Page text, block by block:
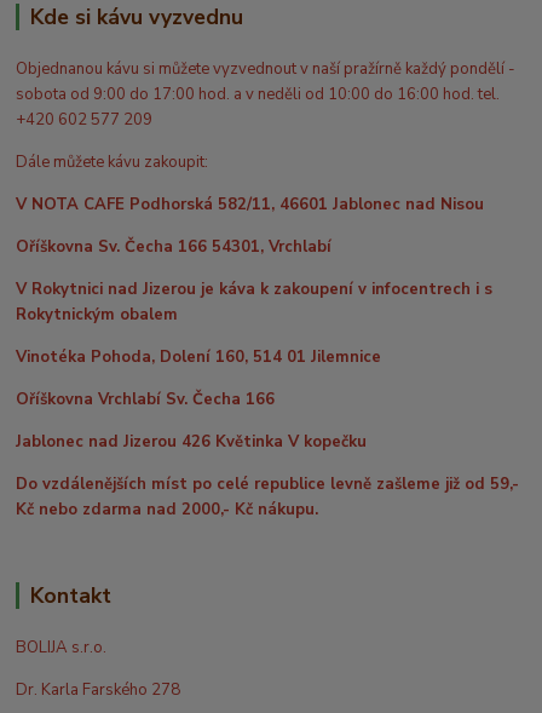
Kde si kávu vyzvednu
Objednanou kávu si můžete vyzvednout v naší pražírně každý pondělí -
sobota od 9:00 do 17:00 hod. a v neděli od 10:00 do 16:00 hod. tel.
+420 602 577 209
Dále můžete kávu zakoupit:
V NOTA CAFE Podhorská 582/11, 46601 Jablonec nad Nisou
Oříškovna Sv. Čecha 166 54301, Vrchlabí
V Rokytnici nad Jizerou je káva k zakoupení v infocentrech i s
Rokytnickým obalem
Vinotéka Pohoda, Dolení 160, 514 01 Jilemnice
Oříškovna Vrchlabí Sv. Čecha 166
Jablonec nad Jizerou 426 Květinka V kopečku
Do vzdálenějších míst po celé republice levně zašleme již od 59,-
Kč nebo zdarma nad 2000,- Kč nákupu.
Kontakt
BOLIJA s.r.o.
Dr. Karla Farského 278